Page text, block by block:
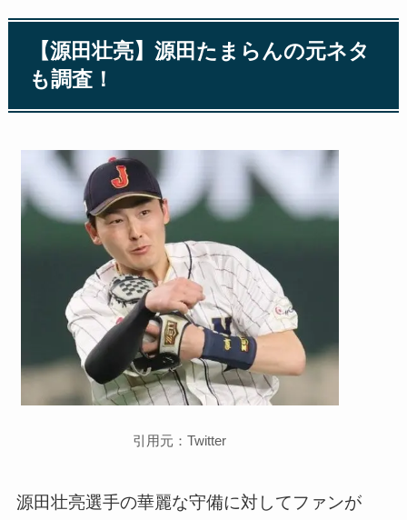
【源田壮亮】源田たまらんの元ネタ
も調査！
引用元：Twitter
源田壮亮選手の華麗な守備に対してファンが